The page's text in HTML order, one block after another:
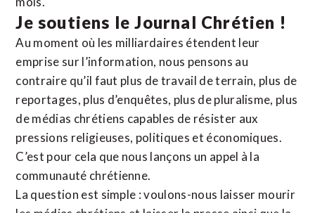
Je soutiens le Journal Chrétien !
Au moment où les milliardaires étendent leur
emprise sur l’information, nous pensons au
contraire qu’il faut plus de travail de terrain, plus de
reportages, plus d’enquêtes, plus de pluralisme, plus
de médias chrétiens capables de résister aux
pressions religieuses, politiques et économiques.
C’est pour cela que nous lançons un appel à la
communauté chrétienne.
La question est simple : voulons-nous laisser mourir